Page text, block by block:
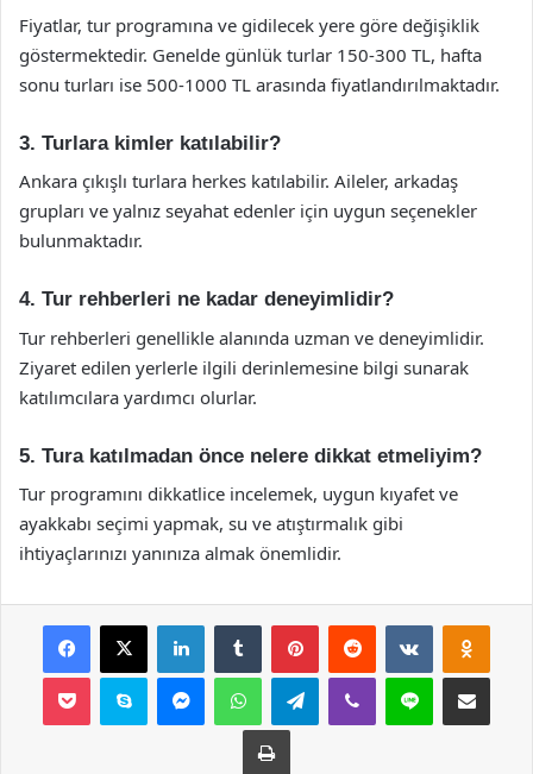
Fiyatlar, tur programına ve gidilecek yere göre değişiklik
göstermektedir. Genelde günlük turlar 150-300 TL, hafta
sonu turları ise 500-1000 TL arasında fiyatlandırılmaktadır.
3. Turlara kimler katılabilir?
Ankara çıkışlı turlara herkes katılabilir. Aileler, arkadaş
grupları ve yalnız seyahat edenler için uygun seçenekler
bulunmaktadır.
4. Tur rehberleri ne kadar deneyimlidir?
Tur rehberleri genellikle alanında uzman ve deneyimlidir.
Ziyaret edilen yerlerle ilgili derinlemesine bilgi sunarak
katılımcılara yardımcı olurlar.
5. Tura katılmadan önce nelere dikkat etmeliyim?
Tur programını dikkatlice incelemek, uygun kıyafet ve
ayakkabı seçimi yapmak, su ve atıştırmalık gibi
ihtiyaçlarınızı yanınıza almak önemlidir.
Facebook
X LinkedInTumblr PinterestReddit VKontakte
Pocket Skype MessengerWhatsAppTelegramViber Line E-Posta ile
Yazdır